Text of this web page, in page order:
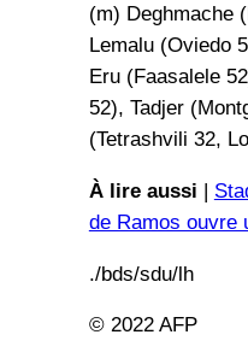
(m) Deghmache
Lemalu (Oviedo
Eru (Faasalele
52), Tadjer
(Tetrashvili 32,
À lire aussi |
de Ramos ouvre
./bds/sdu/lh
© 2022 AFP